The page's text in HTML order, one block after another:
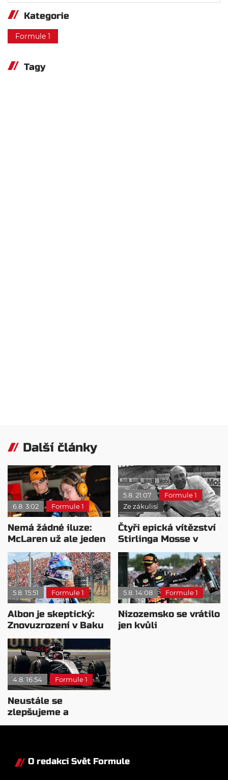
Kategorie
Formule 1
Tagy
Další články
6.8. 3:02 Formule 1
Nemá žádné iluze:
McLaren už ale jeden
návrat ze dna dokázal
5.8. 21:07
Formule 1
Ze zákulisí
Čtyři epická vítězství
Stirlinga Mosse v
motorsportu
5.8. 15:51 Formule 1
Albon je skeptický:
Znovuzrození v Baku
nepovažuje za reálne
5.8. 14:08 Formule 1
Nizozemsko se vrátilo
jen kvůli
4.8. 16:54 Formule 1
Neustále se
zlepšujeme a
rosteme, chválí Audi
O redakci Svět Formule